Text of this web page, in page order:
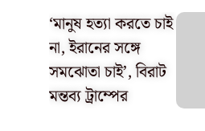
‘মানুষ হত্যা করতে চাই
না, ইরানের সঙ্গে
সমঝোতা চাই’, বিরাট
মন্তব্য ট্রাম্পের